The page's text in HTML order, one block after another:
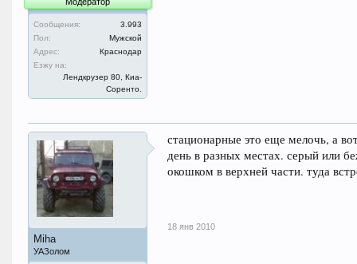
Сообщения:
3.993
Пол:
Мужской
Адрес:
Краснодар
Езжу на:
Лендкрузер 80, Киа-
Соренто.
Miha
УАЗолом
стационарные это еще мелочь, а
день в разных местах. серый или
окошком в верхней части. туда
18 янв 2010